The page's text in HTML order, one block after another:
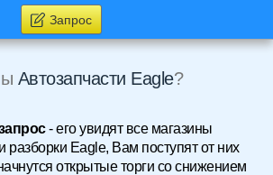
Запрос
Автозапчасти Eagle?
- его увидят все магазины
разборки Eagle, Вам поступят от них
открытые торги со снижением